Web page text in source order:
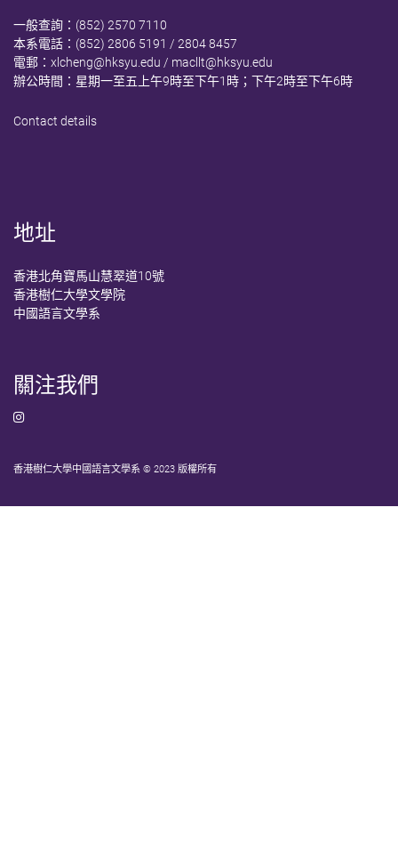
一般查詢：(852) 2570 7110
本系電話：(852) 2806 5191 / 2804 8457
電郵： xlcheng@hksyu.edu / macllt@hksyu.edu
辦公時間：星期一至五上午9時至下午1時；下午2時至下午6時
Contact details
地址
香港北角寶馬山慧翠道10號
香港樹仁大學文學院
中國語言文學系
關注我們
香港樹仁大學中國語言文學系 © 2023 版權所有